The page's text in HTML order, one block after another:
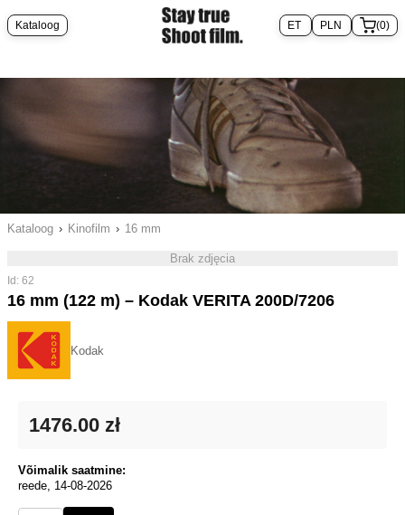
Kataloog (0)
Kataloog › Kinofilm › 16 mm
Brak zdjęcia
Id: 62
16 mm (122 m) – Kodak VERITA 200D/7206
Kodak
1476.00 zł
Võimalik saatmine:
reede, 14-08-2026